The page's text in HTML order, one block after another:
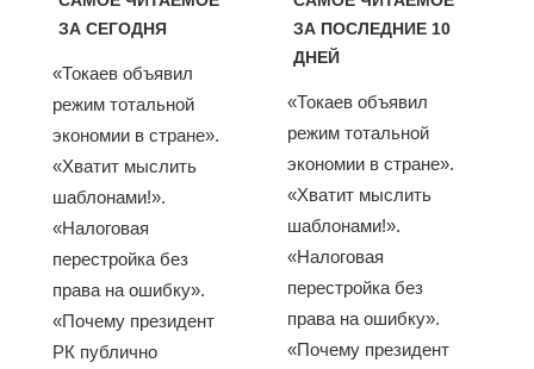
ЗА СЕГОДНЯ
«Токаев объявил
режим тотальной
экономии в стране».
«Хватит мыслить
шаблонами!».
«Налоговая
перестройка без
права на ошибку».
«Почему президент
РК публично
ЗА ПОСЛЕДНИЕ 10
ДНЕЙ
«Токаев объявил
режим тотальной
экономии в стране».
«Хватит мыслить
шаблонами!».
«Налоговая
перестройка без
права на ошибку».
«Почему президент